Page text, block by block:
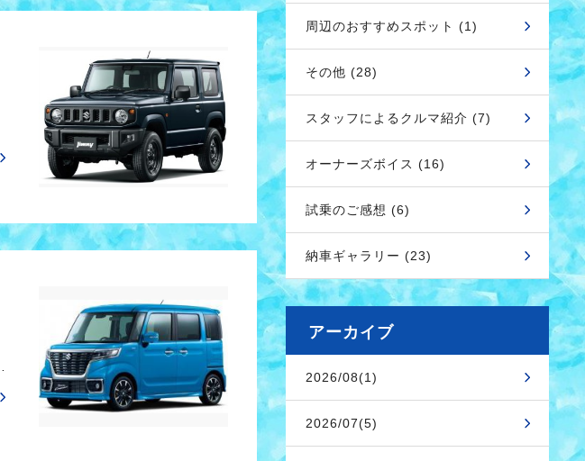
周辺のおすすめスポット (1)
その他 (28)
スタッフによるクルマ紹介 (7)
オーナーズボイス (16)
試乗のご感想 (6)
納車ギャラリー (23)
アーカイブ
2026/08(1)
2026/07(5)